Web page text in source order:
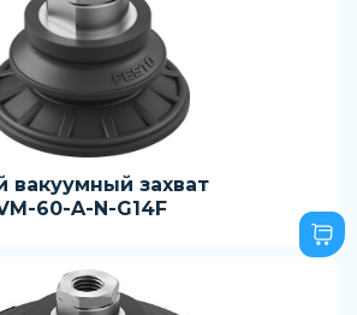
вакуумный захват
60-A-N-G14F